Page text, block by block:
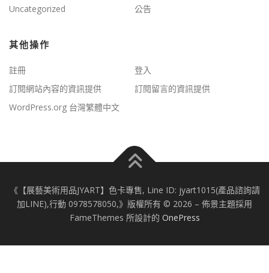
Uncategorized 公告
其他操作
註冊
登入
訂閱網站內容的資訊提供
訂閱留言的資訊提供
WordPress.org 台灣繁體中文
《【展藝美術用品JYART】色卡專售, Line ID: jyart1015(產品諮詢請
加LINE),行動 0978578050,》版權所有 © 2026 – 佈景主題採用
FameThemes 所設計的 OnePress